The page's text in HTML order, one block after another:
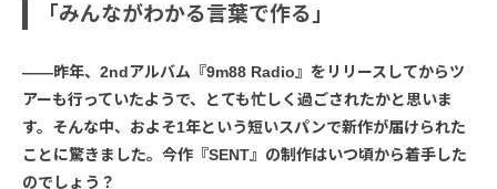
「みんながわかる言葉で作る」
――昨年、2ndアルバム『9m88 Radio』をリリースしてからツ
アーも行っていたようで、とても忙しく過ごされたかと思いま
す。そんな中、およそ1年という短いスパンで新作が届けられた
ことに驚きました。今作『SENT』の制作はいつ頃から着手した
のでしょう？